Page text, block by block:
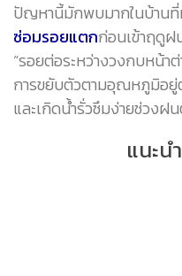
ปัญหานี้มักพบมากในบ้านที่
ซ่อมรอยแตกก่อนเข้าฤดู
“รอยต่อระหว่างวงกบหน้า
การขยับตัวตามอุณหภูมิอยู่ต
และเกิดน้ำรั่วซึมง่ายช่วงฝ
แนะ